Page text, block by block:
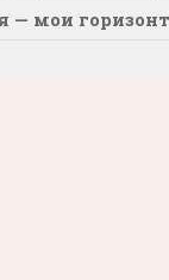
— мои